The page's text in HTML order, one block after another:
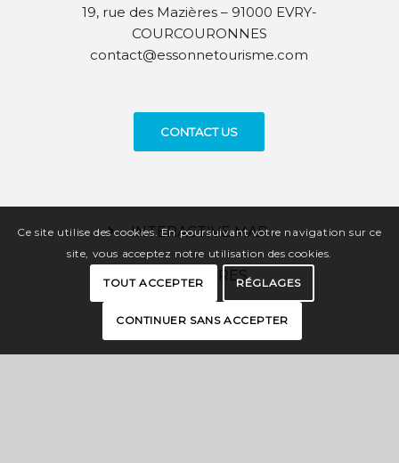
19, rue des Mazières – 91000 EVRY-
COURCOURONNES
contact@essonnetourisme.com
CONTACT US
INTERACTIVE MAP
BROCHURES
PRESS
Ce site utilise des cookies. En poursuivant votre navigation sur ce
site, vous acceptez notre utilisation des cookies.
TOUT ACCEPTER RÉGLAGES
CONTINUER SANS ACCEPTER